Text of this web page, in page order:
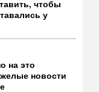
чтобы
у
на это
новости